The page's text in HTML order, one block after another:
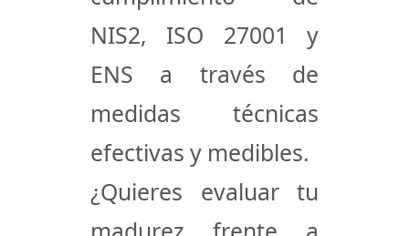
NIS2, ISO 27001 y
ENS a través de
medidas técnicas
efectivas y medibles.
¿Quieres evaluar tu